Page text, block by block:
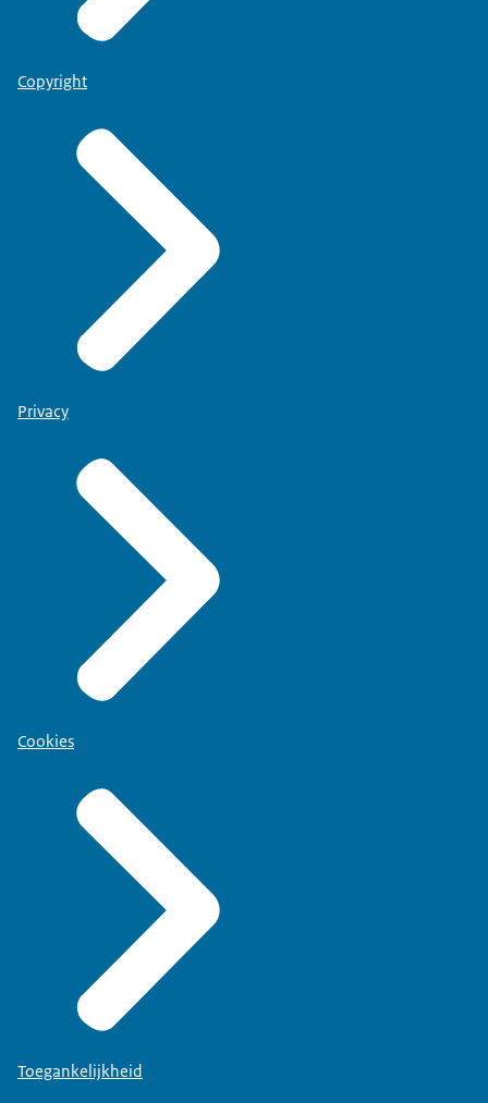
Copyright
Privacy
Cookies
Toegankelijkheid